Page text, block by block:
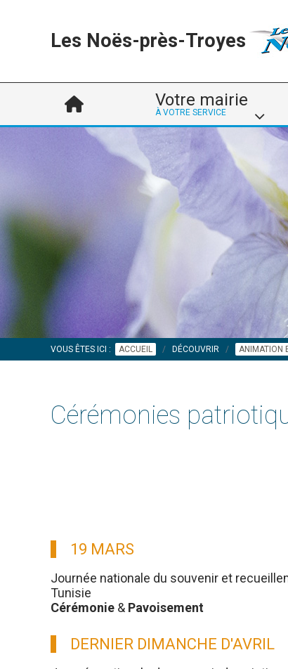
Les Noës-près-Troyes
Votre mairie
À VOTRE SERVICE
VOUS ÊTES ICI : ACCUEIL DÉCOUVRIR ANIMATION
Cérémonies
19 MARS
Journée nationale du souvenir et
Tunisie
Cérémonie & Pavoisement
DERNIER DIMANCHE D'AVRIL